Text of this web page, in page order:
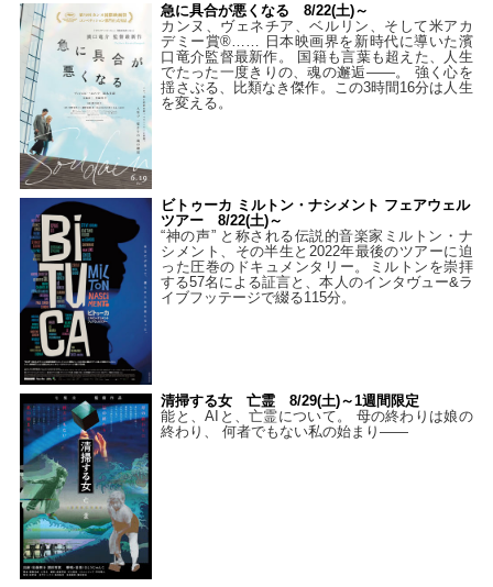
急に具合が悪くなる 8/22(土)～
カンヌ、ヴェネチア、ベルリン、そして米アカ
デミー賞®…… 日本映画界を新時代に導いた濱
口竜介監督最新作。 国籍も言葉も超えた、人生
でたった一度きりの、魂の邂逅――。 強く心を
揺さぶる、比類なき傑作。この3時間16分は人生
を変える。
ビトゥーカ ミルトン・ナシメント フェアウェル
ツアー 8/22(土)～
“神の声” と称される伝説的音楽家ミルトン・ナ
シメント、その半生と2022年最後のツアーに迫
った圧巻のドキュメンタリー。ミルトンを崇拝
する57名による証言と、本人のインタヴュー&ラ
イブフッテージで綴る115分。
清掃する女 亡霊 8/29(土)～1週間限定
能と、AIと、亡霊について。 母の終わりは娘の
終わり、 何者でもない私の始まり――